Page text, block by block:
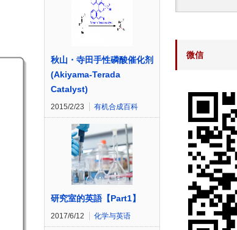
秋山・寺田手性磷酸催化剂
(Akiyama-Terada
Catalyst)
2015/2/23 有机合成百科
研究室的英語【Part1】
2017/6/12 化学与英语
微信